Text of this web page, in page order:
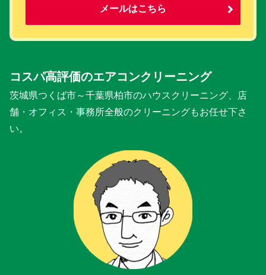
メールはこちら
コスパ高評価のエアコンクリーニング
茨城県つくば市～千葉県柏市のハウスクリーニング、店
舗・オフィス・事務所全般のクリーニングもお任せ下さ
い。